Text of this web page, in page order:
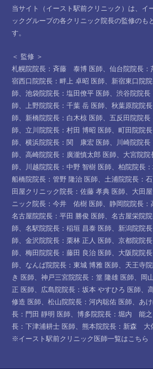
当サイト（イースト駅前クリニック）は、イ
ックグループの各クリニック院長の監修のも
す。
＜ 監修 ＞
札幌院院長：斉藤 泰博 医師、 仙台院院長：
宿西口院院長：畔上 卓昭 医師、 新宿東口院
師、 池袋院院長：塩田僚平 医師、 渋谷院院
師、 上野院院長：千葉 岳 医師、 秋葉原院院
師、 新橋院院長：白木椋 医師、 五反田院院長
師、 立川院院長：村田 博昭 医師、 町田院院
師、 横浜院院長：関 康宏 医師、
川崎院院長
師、 高崎院院長：廣瀧慎太郎 医師、 大宮院院
師、 川越院院長：中野 智樹 医師、 柏院院長
船橋院院長：管野 隆治 医師、 土浦院院長：
田屋クリニック院長：佐藤 孝典 医師、 大田
ニック院長：今井 佑樹 医師、 静岡院院長：
名古屋院院長：平田 勝俊 医師、 名古屋栄院
師、 名駅院院長：稲垣 昌泰 医師、 新潟院院
師、 金沢院院長：栗林 正人 医師、 京都院院
師、 梅田院院長：藤田 良治 医師、 大阪院院
師、 なんば院院長：東城 博雅 医師、 天王寺
き 医師、 神戸三宮院院長：篁 隆雄 医師、
岡
正 医師、 広島院院長：坂本 やすひろ 医師、
修造 医師、 松山院院長：河内聡佑 医師、 あ
長：門田 靜明 医師、 博多院院長：堀内 能之
長：下津浦耕士 医師、 熊本院院長：新森 大
※イースト駅前クリニック医師一覧はこちら